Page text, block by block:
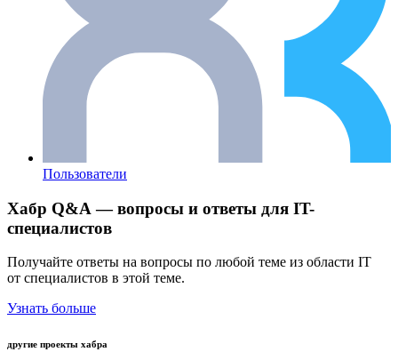
Пользователи
Хабр Q&A — вопросы и ответы для IT-
специалистов
Получайте ответы на вопросы по любой теме из области IT
от специалистов в этой теме.
Узнать больше
другие проекты хабра